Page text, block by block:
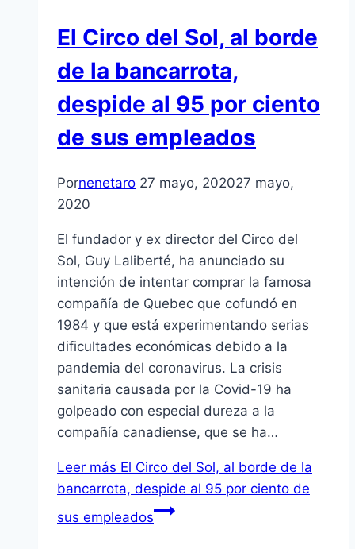
El Circo del Sol, al borde
de la bancarrota,
despide al 95 por ciento
de sus empleados
Pornenetaro 27 mayo, 202027 mayo,
2020
El fundador y ex director del Circo del
Sol, Guy Laliberté, ha anunciado su
intención de intentar comprar la famosa
compañía de Quebec que cofundó en
1984 y que está experimentando serias
dificultades económicas debido a la
pandemia del coronavirus. La crisis
sanitaria causada por la Covid-19 ha
golpeado con especial dureza a la
compañía canadiense, que se ha…
Leer más El Circo del Sol, al borde de la
bancarrota, despide al 95 por ciento de
sus empleados